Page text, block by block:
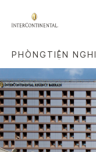
PHÒNG TIỆN NGHI